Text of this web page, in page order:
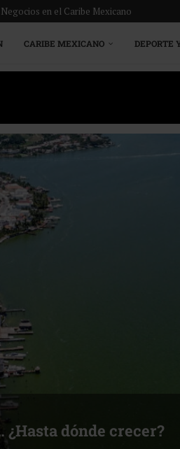
en el Caribe Mexicano
CARIBE MEXICANO DEPORTE
a la mesa